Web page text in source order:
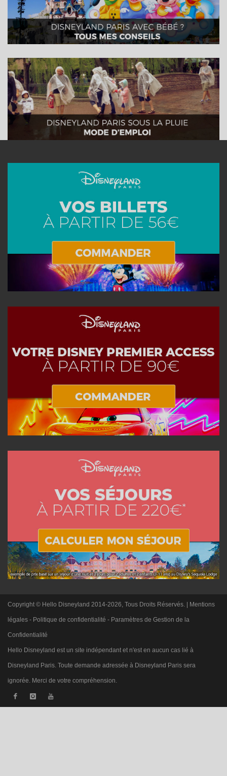
Copyright © Hello Disneyland 2014-2026, Tous Droits Réservés. | Mentions
légales - Politique de confidentialité - Paramètres de Gestion de la
Confidentialité
Hello Disneyland est un site indépendant et n'est en aucun cas lié à
Disneyland Paris. Toute demande adressée à Disneyland Paris sera
ignorée. Merci de votre compréhension.